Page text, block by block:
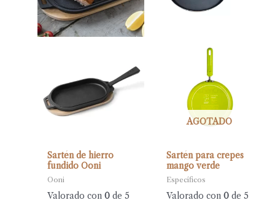
Sartén de hierro
fundido Ooni
Ooni
Valorado con0 de 5
AGOTADO
Sartén para crepes
mango verde
Específicos
Valorado con 0de 5